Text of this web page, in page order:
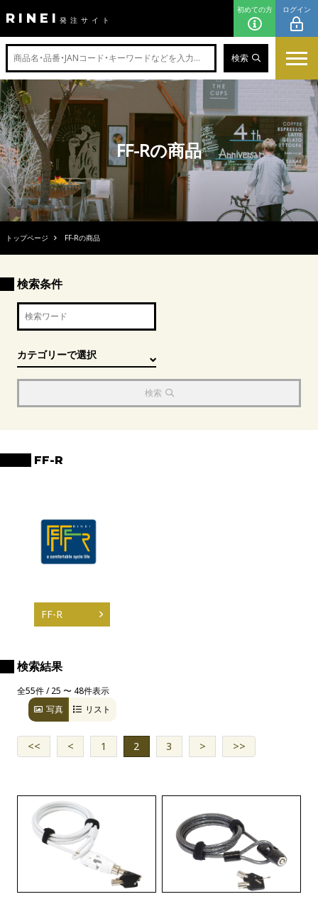
RINEI 発注サイト
初めての方 ログイン
検索
FF-Rの商品
トップページ FF-Rの商品
検索条件
検索
FF-R
FF-R
検索結果
全55件 / 25 〜 48件表示
写真
リスト
<< < 1 2 3 > >>